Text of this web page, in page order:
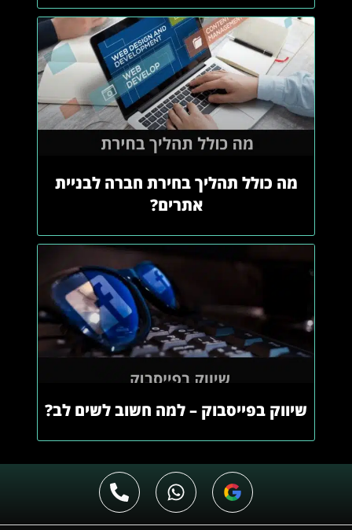
מה כולל תהליך בחירת חברה לבניית
אתרים?
שיווק בפייסבוק – למה חשוב לשים לב?